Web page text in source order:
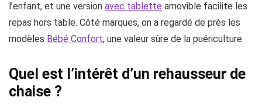
l’enfant, et une version avec tablette amovible facilite les
repas hors table. Côté marques, on a regardé de près les
modèles Bébé Confort, une valeur sûre de la puériculture.
Quel est l’intérêt d’un rehausseur de
chaise ?